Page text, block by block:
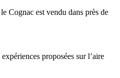
Cognac est vendu dans près de
proposées sur l’aire